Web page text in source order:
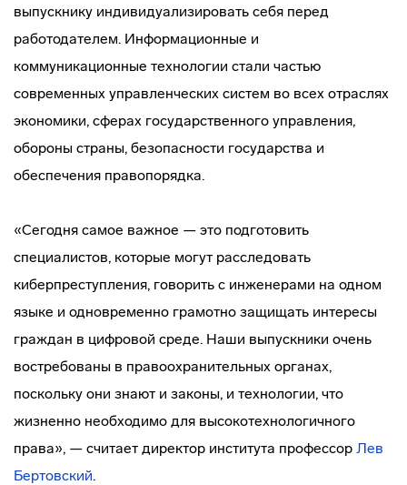
выпускнику индивидуализировать себя перед
работодателем. Информационные и
коммуникационные технологии стали частью
современных управленческих систем во всех отраслях
экономики, сферах государственного управления,
обороны страны, безопасности государства и
обеспечения правопорядка.
«Сегодня самое важное — это подготовить
специалистов, которые могут расследовать
киберпреступления, говорить с инженерами на одном
языке и одновременно грамотно защищать интересы
граждан в цифровой среде. Наши выпускники очень
востребованы в правоохранительных органах,
поскольку они знают и законы, и технологии, что
жизненно необходимо для высокотехнологичного
права», — считает директор института профессор Лев
Бертовский.